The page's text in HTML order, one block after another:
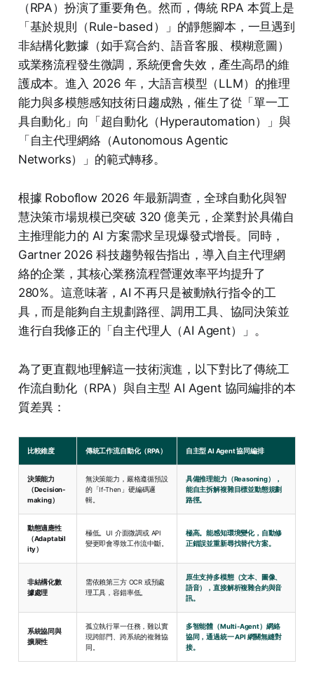
（RPA）扮演了重要角色。然而，傳統 RPA 本質上是
「基於規則（Rule-based）」的靜態腳本，一旦遇到
非結構化數據（如手寫合約、語音客服、模糊意圖）
或業務流程發生微調，系統便會失效，產生高昂的維
護成本。進入 2026 年，大語言模型（LLM）的推理
能力與多模態感知技術日趨成熟，催生了從「單一工
具自動化」向「超自動化（Hyperautomation）」與
「自主代理網絡（Autonomous Agentic
Networks）」的範式轉移。
根據 Roboflow 2026 年最新調查，全球自動化與智
慧決策市場規模已突破 320 億美元，企業對於具備自
主推理能力的 AI 方案需求呈現爆發式增長。同時，
Gartner 2026 科技趨勢報告指出，導入自主代理網
絡的企業，其核心業務流程營運效率平均提升了
280%。這意味著，AI 不再只是被動執行指令的工
具，而是能夠自主規劃路徑、調用工具、協同決策並
進行自我修正的「自主代理人（AI Agent）」。
為了更直觀地理解這一技術演進，以下對比了傳統工
作流自動化（RPA）與自主型 AI Agent 協同編排的本
質差異：
比較維度 傳統工作流自動化（RPA） 自主型 AI Agent 協同編排
決策能力
（Decision-
making）
無決策能力，嚴格遵循預設
的「If-Then」硬編碼邏
輯。
具備推理能力（Reasoning），
能自主拆解複雜目標並動態規劃
路徑。
動態適應性
（Adaptabil
ity）
極低。UI 介面微調或 API
變更即會導致工作流中斷。
極高。能感知環境變化，自動修
正錯誤並重新尋找替代方案。
非結構化數
據處理
需依賴第三方 OCR 或預處
理工具，容錯率低。
原生支持多模態（文本、圖像、
語音），直接解析複雜合約與音
訊。
系統協同與
擴展性
孤立執行單一任務，難以實
現跨部門、跨系統的複雜協
同。
多智能體（Multi-Agent）網絡
協同，通過統一 API 網關無縫對
接。